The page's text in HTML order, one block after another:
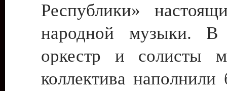
Республики»
народной музыки. В
оркестр и солисты
коллектива